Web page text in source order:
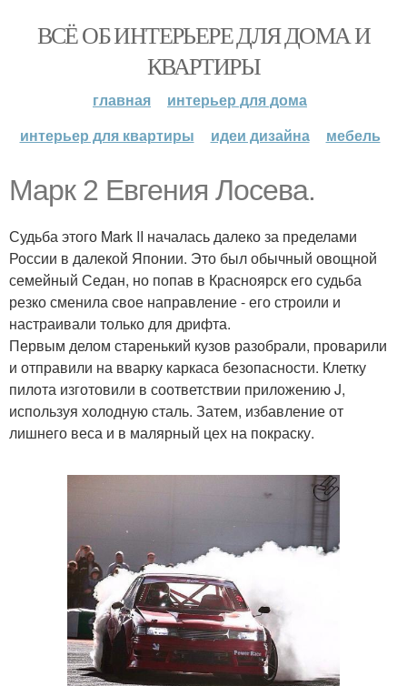
ВСЁ ОБ ИНТЕРЬЕРЕ ДЛЯ ДОМА И
КВАРТИРЫ
главная
интерьер для дома
интерьер для квартиры
идеи дизайна мебель
Марк 2 Евгения Лосева.
Судьба этого Mark II началась далеко за пределами
России в далекой Японии. Это был обычный овощной
семейный Седан, но попав в Красноярск его судьба
резко сменила свое направление - его строили и
настраивали только для дрифта.
Первым делом старенький кузов разобрали, проварили
и отправили на вварку каркаса безопасности. Клетку
пилота изготовили в соответствии приложению J,
используя холодную сталь. Затем, избавление от
лишнего веса и в малярный цех на покраску.